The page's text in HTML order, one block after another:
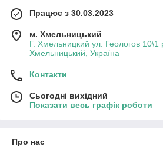
Працює з 30.03.2023
м. Хмельницький
Г. Хмельницкий ул. Геологов 10\1
Хмельницький, Україна
Контакти
Сьогодні вихідний
Показати весь графік роботи
Про нас